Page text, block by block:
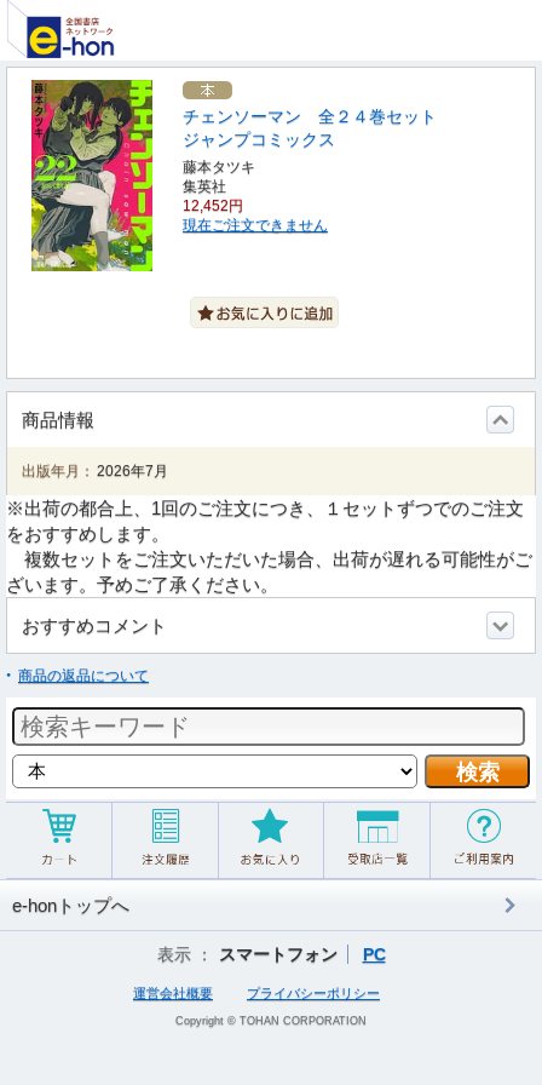
チェンソーマン 全２４巻セット
ジャンプコミックス
藤本タツキ
集英社
12,452円
現在ご注文できません
商品情報
出版年月： 2026年7月
※出荷の都合上、1回のご注文につき、１セットずつでのご注文
をおすすめします。
複数セットをご注文いただいた場合、出荷が遅れる可能性がご
ざいます。予めご了承ください。
おすすめコメント
商品の返品について
e-honトップへ
表示 ： スマートフォン PC
運営会社概要 プライバシーポリシー
Copyright © TOHAN CORPORATION